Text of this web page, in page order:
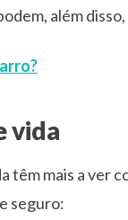
além
vida
têm mais a ver
seguro: